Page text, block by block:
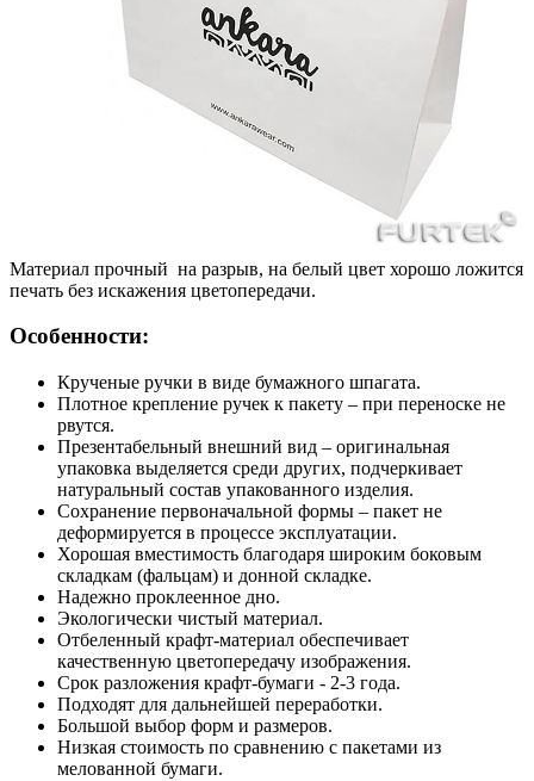
Материал прочный на разрыв, на белый цвет хорошо ложится
печать без искажения цветопередачи.
Особенности:
Крученые ручки в виде бумажного шпагата.
Плотное крепление ручек к пакету – при переноске не
рвутся.
Презентабельный внешний вид – оригинальная
упаковка выделяется среди других, подчеркивает
натуральный состав упакованного изделия.
Сохранение первоначальной формы – пакет не
деформируется в процессе эксплуатации.
Хорошая вместимость благодаря широким боковым
складкам (фальцам) и донной складке.
Надежно проклеенное дно.
Экологически чистый материал.
Отбеленный крафт-материал обеспечивает
качественную цветопередачу изображения.
Срок разложения крафт-бумаги - 2-3 года.
Подходят для дальнейшей переработки.
Большой выбор форм и размеров.
Низкая стоимость по сравнению с пакетами из
мелованной бумаги.